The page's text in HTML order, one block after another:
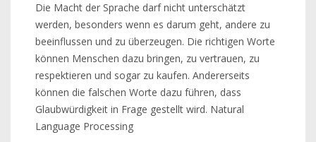
Die Macht der Sprache darf nicht unterschätzt
werden, besonders wenn es darum geht, andere zu
beeinflussen und zu überzeugen. Die richtigen Worte
können Menschen dazu bringen, zu vertrauen, zu
respektieren und sogar zu kaufen. Andererseits
können die falschen Worte dazu führen, dass
Glaubwürdigkeit in Frage gestellt wird. Natural
Language Processing